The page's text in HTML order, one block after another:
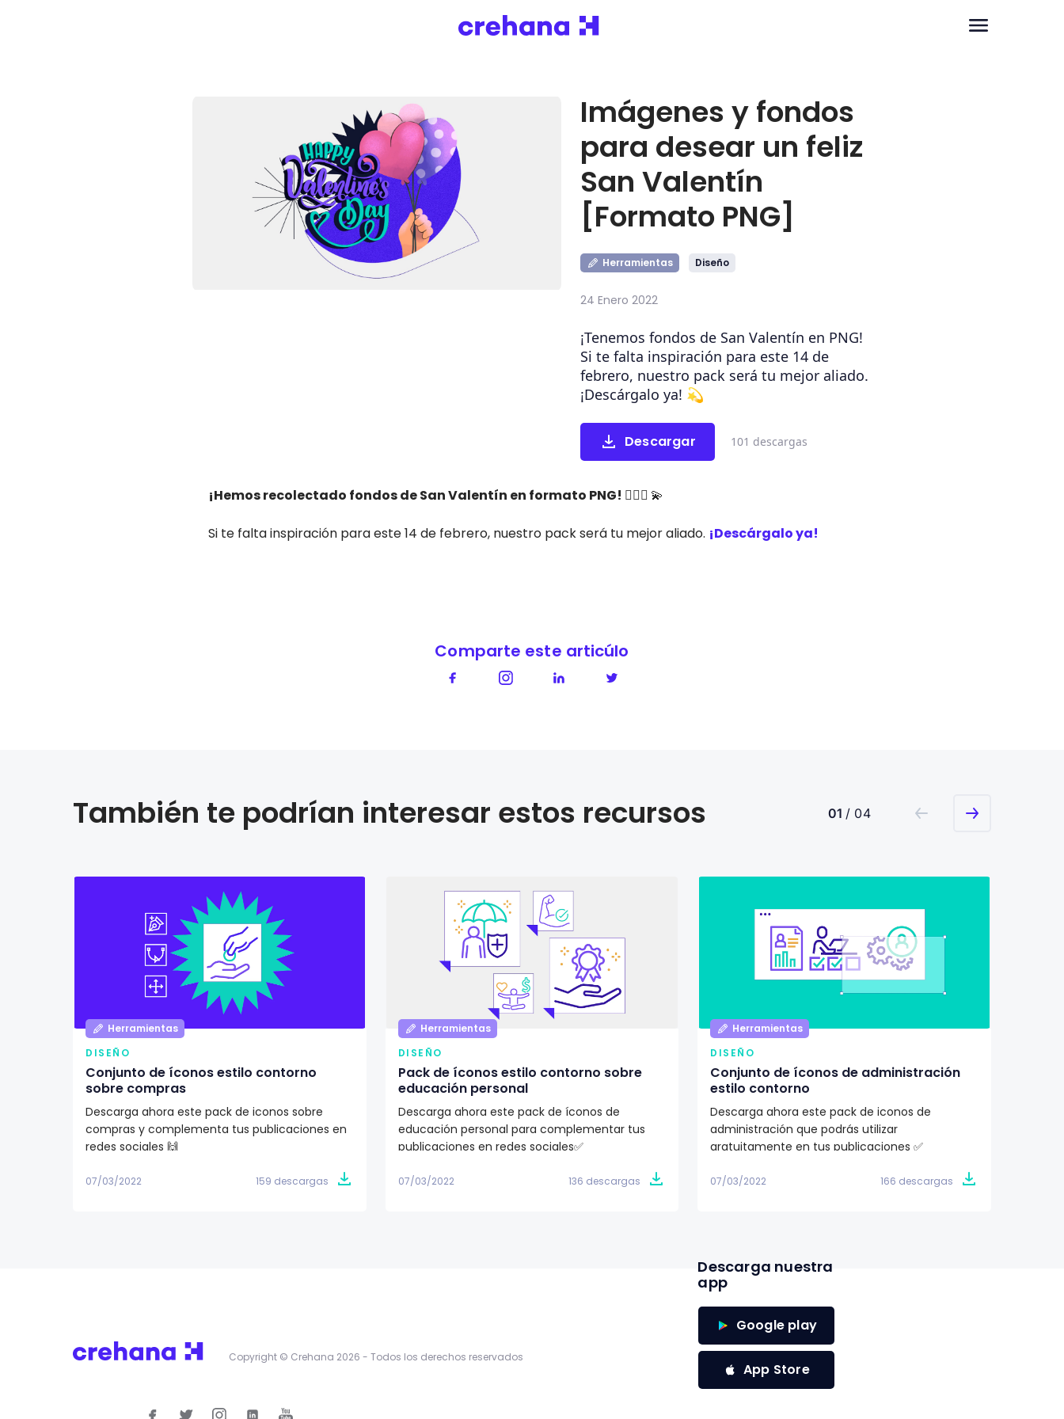
Imágenes y fondos
para desear un feliz
San Valentín
[Formato PNG]
Herramientas Diseño
24 Enero 2022
¡Tenemos fondos de San Valentín en PNG!
Si te falta inspiración para este 14 de
febrero, nuestro pack será tu mejor aliado.
¡Descárgalo ya! 💫
Descargar 101 descargas
¡Hemos recolectado fondos de San Valentín en formato PNG! 👩‍❤️‍👨 💫
Si te falta inspiración para este 14 de febrero, nuestro pack será tu mejor aliado. ¡Descárgalo ya!
Comparte este articúlo
También te podrían interesar estos recursos 01 / 04
Herramientas
DISEÑO
Conjunto de íconos estilo contorno
sobre compras
Descarga ahora este pack de iconos sobre
compras y complementa tus publicaciones en
redes sociales 🙌
07/03/2022 159 descargas
Herramientas
DISEÑO
Pack de íconos estilo contorno sobre
educación personal
Descarga ahora este pack de íconos de
educación personal para complementar tus
publicaciones en redes sociales✅
07/03/2022 136 descargas
Herramientas
DISEÑO
Conjunto de íconos de administración
estilo contorno
Descarga ahora este pack de iconos de
administración que podrás utilizar
gratuitamente en tus publicaciones ✅
07/03/2022 166 descargas
Copyright © Crehana 2026 - Todos los derechos reservados
Descarga nuestra
app
Google play
App Store